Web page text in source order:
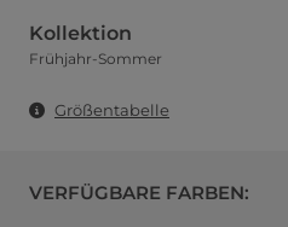
Kollektion
Frühjahr-Sommer
Größentabelle
VERFÜGBARE FARBEN: